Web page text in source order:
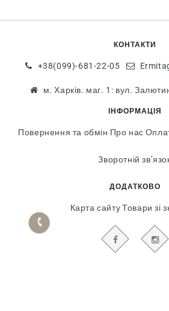
КОНТАКТИ
+38(099)-681-22-05
м. Харків. маг. 1: вул.
ІНФОРМАЦІЯ
Повернення та обмін Про нас
Зворотній
ДОДАТКОВО
Карта сайту Товари зі